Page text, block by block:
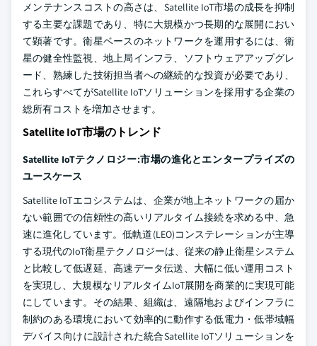
メンテナンスコストの高さは、Satellite IoT市場の成長を抑制
する主要な課題であり、特に大規模かつ長期的な展開におい
て顕著です。衛星ベースのネットワークを運用するには、衛
星の健全性監視、地上局インフラ、ソフトウェアアップグレ
ード、熟練した技術担当者への継続的な投資が必要であり、
これらすべてがSatellite IoTソリューションを採用する企業の
総所有コストを増加させます。
Satellite IoT市場のトレンド
Satellite IoTテクノロジー:市場の進化とエンタープライズの
ユースケース
Satellite IoTエコシステムは、企業が地上ネットワークの届か
ない範囲での信頼性の高いリアルタイム接続を求める中、急
速に進化しています。低軌道(LEO)コンステレーションが主導
する現代のIoT衛星テクノロジーは、従来の静止衛星システム
と比較して低遅延、高速データ伝送、大幅に低い運用コスト
を実現し、大規模なリアルタイムIoT展開を商業的に実現可能
にしています。その結果、組織は、遠隔地およびインフラに
制約のある環境において効率的に動作する低電力・低帯域幅
デバイス向けに設計された統合Satellite IoTソリューションを